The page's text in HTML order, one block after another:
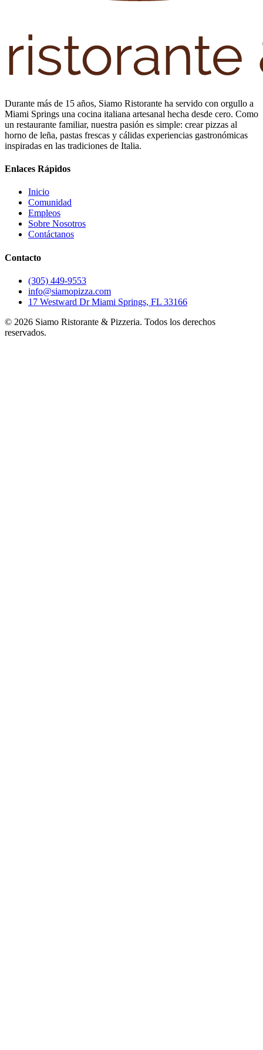
Durante más de 15 años, Siamo Ristorante ha servido con orgullo a
Miami Springs una cocina italiana artesanal hecha desde cero. Como
un restaurante familiar, nuestra pasión es simple: crear pizzas al
horno de leña, pastas frescas y cálidas experiencias gastronómicas
inspiradas en las tradiciones de Italia.
Enlaces Rápidos
Inicio
Comunidad
Empleos
Sobre Nosotros
Contáctanos
Contacto
(305) 449-9553
info@siamopizza.com
17 Westward Dr Miami Springs, FL 33166
© 2026 Siamo Ristorante & Pizzeria. Todos los derechos
reservados.